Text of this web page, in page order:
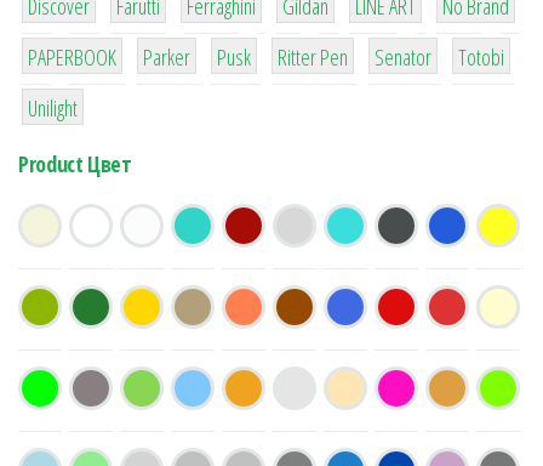
8
PAPERBOOK
6
Parker
2
Pusk
22
Ritter Pen
15
Senator
43
Totobi
1
Unilight
Product Цвет